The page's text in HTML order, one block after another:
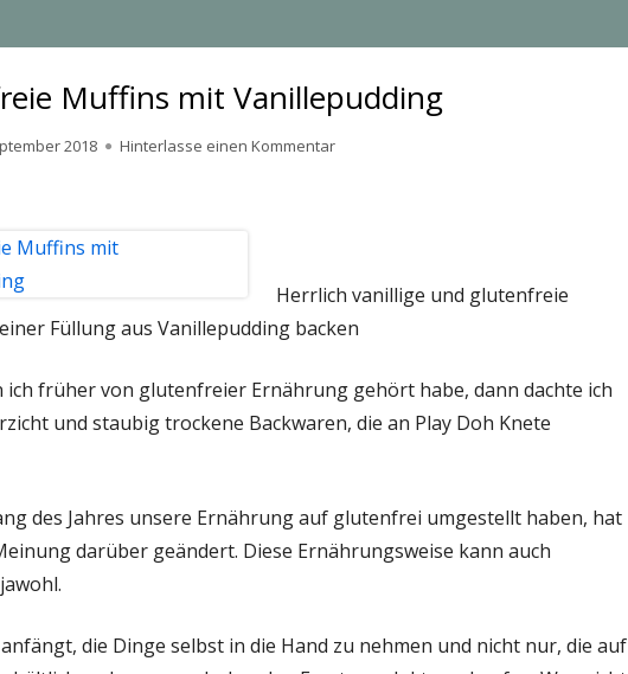
MUFFINS
KLEINGEBÄCK
PLÄTZCHEN
JUBILÄUM
Muffins mit Vanillepudding
2018 Hinterlasse einen Kommentarzu Glutenfreie Muffins mit Vanillepudding
Herrlich vanillige und glutenfreie
Füllung aus Vanillepudding backen
ich früher von glutenfreier Ernährung gehört habe, dann dachte ich
und staubig trockene Backwaren, die an Play Doh Knete
des Jahres unsere Ernährung auf glutenfrei umgestellt haben, hat
darüber geändert. Diese Ernährungsweise kann auch
die Dinge selbst in die Hand zu nehmen und nicht nur, die auf